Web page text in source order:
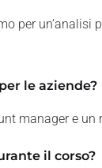
per un’analisi
le aziende?
manager e un
il corso?